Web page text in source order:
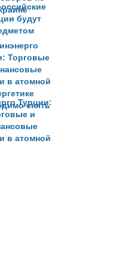
будут
по
Турции:
и
в атомной